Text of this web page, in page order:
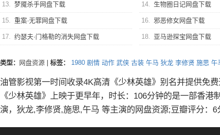
13. 梦魇杀手网盘下载 14. 生物圈日记网盘下载
15. 重案·无罪网盘下载 16. 邪恶修女网盘下载
17. 约瑟夫·门格勒的消失网盘下载 18. 亚马逊探宝网盘下载
类型： 网盘资源 标签： 1980 剧情 动作 武侠 古装 午马 狄龙 李修贤 施思 午
油管影视第一时间收录4K高清《少林英雄》别名并提供免
《少林英雄》上映于更早年，时长：106分钟的是一部香港
演，狄龙,李修贤,施思,午马 等主演的网盘资源;豆瓣评分：6